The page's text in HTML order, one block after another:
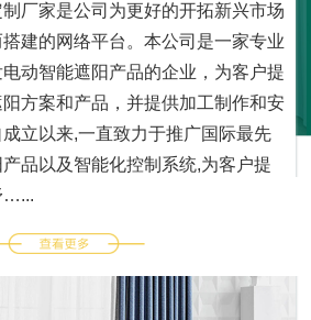
厂家是公司为更好的开拓新兴市场
建的网络平台。本公司是一家专业
动智能遮阳产品的企业，为客户提
方案和产品，并提供加工制作和安
立以来,一直致力于推广国际最先
品以及智能化控制系统,为客户提
…...